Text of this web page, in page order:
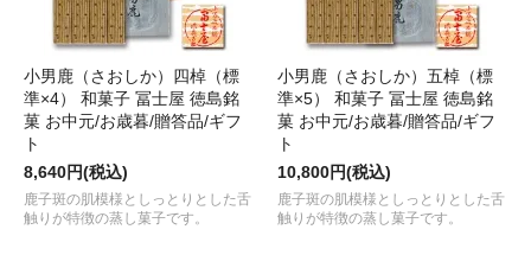
小男鹿（さおしか）四棹（標
準×4） 和菓子 冨士屋 徳島銘
菓 お中元/お歳暮/贈答品/ギフ
ト
8,640円(税込)
鹿子斑の肌模様としっとりとした舌
触りが特徴の蒸し菓子です。
小男鹿（さおしか）五棹（標
準×5） 和菓子 冨士屋 徳島銘
菓 お中元/お歳暮/贈答品/ギフ
ト
10,800円(税込)
鹿子斑の肌模様としっとりとした舌
触りが特徴の蒸し菓子です。